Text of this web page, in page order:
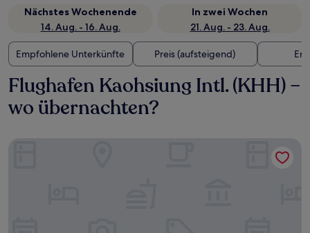
Nächstes Wochenende
14. Aug. - 16. Aug.
In zwei Wochen
21. Aug. - 23. Aug.
Empfohlene Unterkünfte Preis (aufsteigend)
Flughafen Kaohsiung Intl. (KHH) –
wo übernachten?